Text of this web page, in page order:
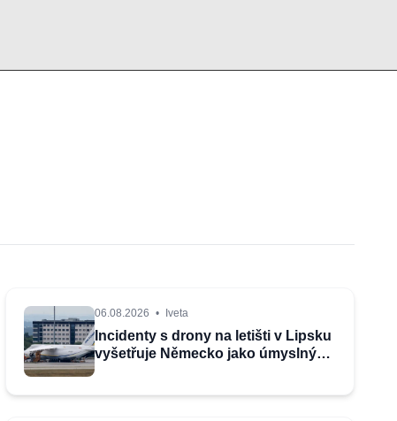
06.08.2026 • Iveta
Incidenty s drony na letišti v Lipsku
vyšetřuje Německo jako úmyslný